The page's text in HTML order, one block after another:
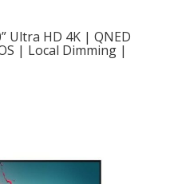
Ultra HD 4K | QNED
| Local Dimming |